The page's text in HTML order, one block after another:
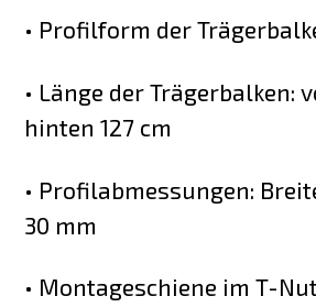
• Profilform der
• Länge der Trägerbalken:
hinten 127 cm
• Profilabmessungen:
30 mm
• Montageschiene im T-